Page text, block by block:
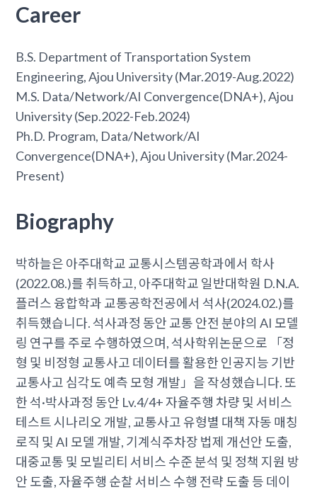
Career
B.S. Department of Transportation System
Engineering, Ajou University (Mar.2019-Aug.2022)
M.S. Data/Network/AI Convergence(DNA+), Ajou
University (Sep.2022-Feb.2024)
Ph.D. Program, Data/Network/AI
Convergence(DNA+), Ajou University (Mar.2024-
Present)
Biography
박하늘은 아주대학교 교통시스템공학과에서 학사
(2022.08.)를 취득하고, 아주대학교 일반대학원 D.N.A.
플러스 융합학과 교통공학전공에서 석사(2024.02.)를
취득했습니다. 석사과정 동안 교통 안전 분야의 AI 모델
링 연구를 주로 수행하였으며, 석사학위논문으로 「정
형 및 비정형 교통사고 데이터를 활용한 인공지능 기반
교통사고 심각도 예측 모형 개발」을 작성했습니다. 또
한 석·박사과정 동안 Lv.4/4+ 자율주행 차량 및 서비스
테스트 시나리오 개발, 교통사고 유형별 대책 자동 매칭
로직 및 AI 모델 개발, 기계식주차장 법제 개선안 도출,
대중교통 및 모빌리티 서비스 수준 분석 및 정책 지원 방
안 도출, 자율주행 순찰 서비스 수행 전략 도출 등 데이